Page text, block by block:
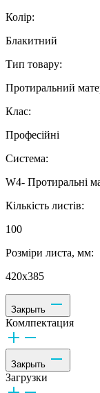
Колір:
Блакитний
Тип товару:
Протиральний
Клас:
Професійні
Система:
W4- Протиральні
Кількість листів:
100
Розміри листа, мм:
420х385
Закрыть
Комлпектация
Закрыть
Загрузки